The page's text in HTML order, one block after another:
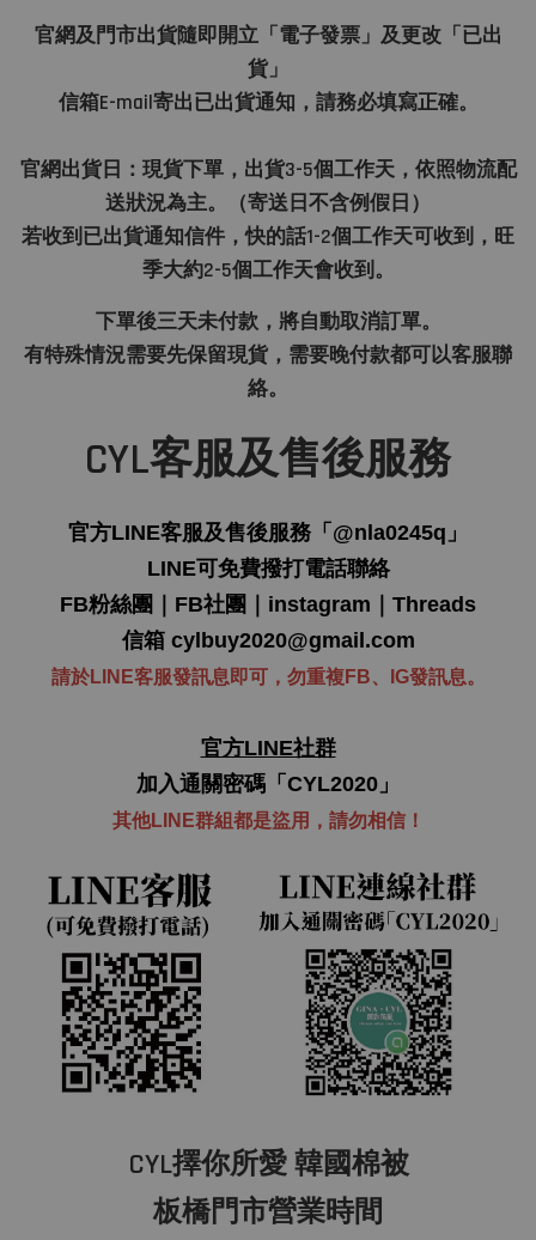
官網及門市出貨隨即開立「電子發票」及更改「已出
貨」
信箱E-mail寄出已出貨通知，請務必填寫正確。
官網出貨日：現貨下單，出貨3-5個工作天，依照物流配
送狀況為主。（寄送日不含例假日）
若收到已出貨通知信件，快的話1-2個工作天可收到，旺
季大約2-5個工作天會收到。
下單後三天未付款，將自動取消訂單。
有特殊情況需要先保留現貨，需要晚付款都可以客服聯
絡。
CYL客服及售後服務
官方LINE客服及售後服務「 @nla0245q 」
LINE可免費撥打電話聯絡
FB粉絲團
FB社團 instagram
Threads
信箱 cylbuy2020@gmail.com
請於LINE客服發訊息即可，勿重複FB、IG發訊息。
官方LINE社群
加入通關密碼「CYL2020」
其他LINE群組都是盜用， 請勿相信！
CYL擇你所愛 韓國棉被
板橋門市營業時間